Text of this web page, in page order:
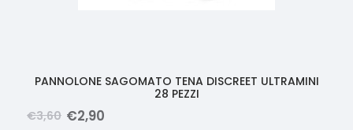
PANNOLONE SAGOMATO TENA DISCREET ULTRAMINI
28 PEZZI
€3,60 €2,90